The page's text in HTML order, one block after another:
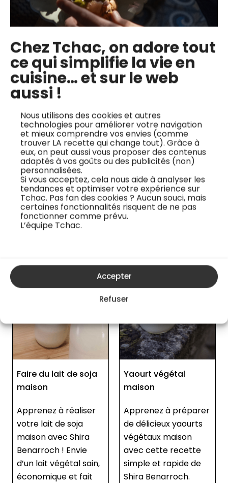
Chez Tchac, on adore tout
ce qui simplifie la vie en
cuisine… et sur le web
aussi !
Nous utilisons des cookies et autres
technologies pour améliorer votre navigation
et mieux comprendre vos envies (comme
trouver LA recette qui change tout). Grâce à
eux, on peut aussi vous proposer des contenus
adaptés à vos goûts ou des publicités (non)
personnalisées.
Si vous acceptez, cela nous aide à analyser les
tendances et optimiser votre expérience sur
Tchac. Pas fan des cookies ? Aucun souci, mais
certaines fonctionnalités risquent de ne pas
fonctionner comme prévu.
L’équipe Tchac.
Accepter
Refuser
✅ Importance de l’évaporation du chlore
✅ Contrôle de la fermentation pour obtenir le goût et
la texture souhaités.
✅ Servir le porridge fermenté en version sucrée ou
✅ Perpétuation du Ferment
Je regarde la recette vidéo
Les cours en ligne du chef
Yaourt végétal
maison
Apprenez à préparer
de délicieux yaourts
végétaux maison
avec cette recette
simple et rapide de
Shira Benarroch.
Cream cheese
végétal (fromage à
Découvrez comment
préparer un cream
cheese végétal
délicieux et facile à
réaliser grâce à cette